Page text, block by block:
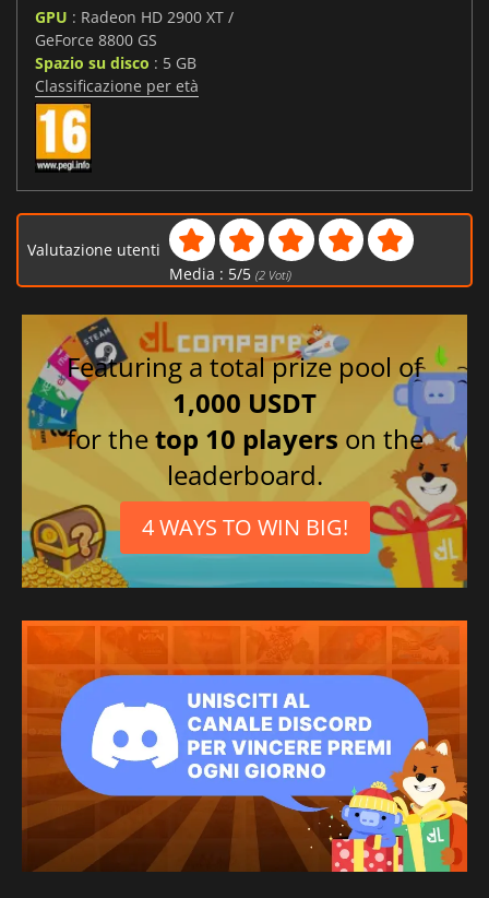
GPU : Radeon HD 2900 XT /
GeForce 8800 GS
Spazio su disco : 5 GB
Classificazione per età
Valutazione utenti
Media : 5/5 (2Voti)
Featuring a total prize pool of
1,000 USDT
for thetop 10 players on the
leaderboard.
4 WAYS TO WIN BIG!